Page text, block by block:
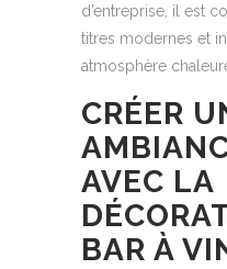
d’entreprise, il est
titres modernes et
atmosphère
CRÉER
AVEC LA
BAR À